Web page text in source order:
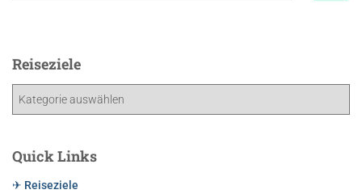
Reiseziele
Quick Links
✈ Reiseziele